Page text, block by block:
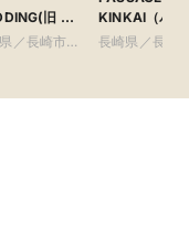
特典：最大180万
、花嫁に嬉しい
。 この機会にぜ
ンチャペル×幻想
望みながらゆった
ィラ」＆バーカウ
旧 ベ
ド迎賓館
／長崎市・
KINKAI（パサ
ジュ琴海）
長崎県／長崎